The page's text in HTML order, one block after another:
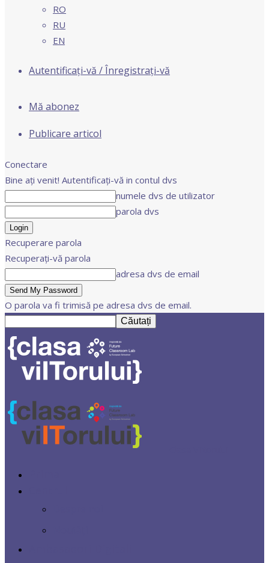
RO
RU
EN
Autentificați-vă / Înregistrați-vă
Mă abonez
Publicare articol
Conectare
Bine ați venit! Autentificați-vă in contul dvs
numele dvs de utilizator
parola dvs
Recuperare parola
Recuperați-vă parola
adresa dvs de email
O parola va fi trimisă pe adresa dvs de email.